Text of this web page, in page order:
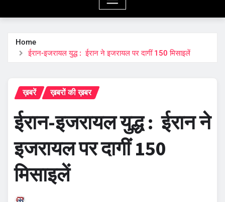
Home
ईरान-इजरायल युद्ध : ईरान ने इजरायल पर दागीं 150 मिसाइलें
ख़बरें ख़बरों की ख़बर
ईरान-इजरायल युद्ध : ईरान ने
इजरायल पर दागीं 150
मिसाइलें